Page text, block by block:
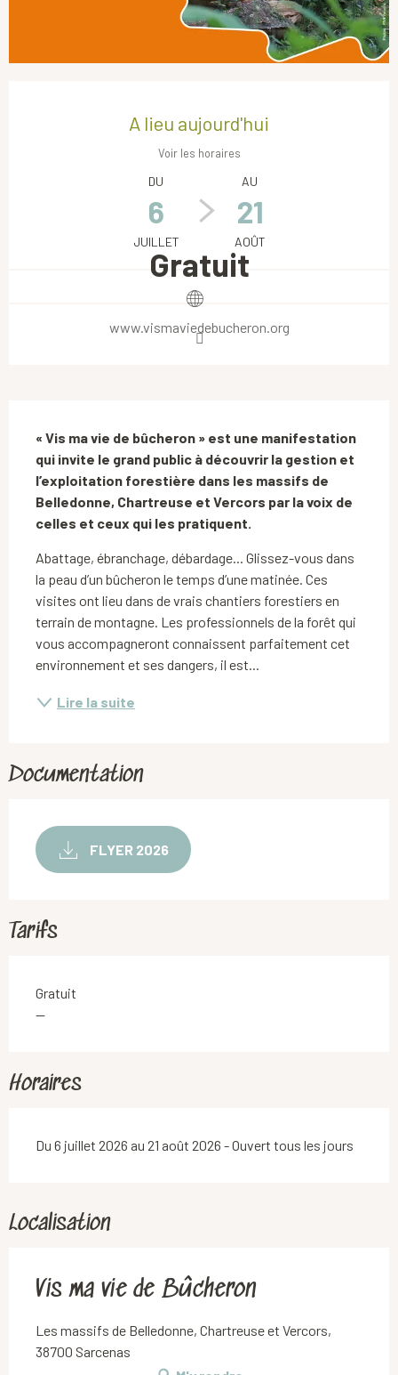
A lieu aujourd'hui
Voir les horaires
DU
6
JUILLET
AU
21
AOÛT
Gratuit
www.vismaviedebucheron.org
« Vis ma vie de bûcheron » est une manifestation
qui invite le grand public à découvrir la gestion et
l’exploitation forestière dans les massifs de
Belledonne, Chartreuse et Vercors par la voix de
celles et ceux qui les pratiquent.
Abattage, ébranchage, débardage... Glissez-vous dans
la peau d’un bûcheron le temps d’une matinée. Ces
visites ont lieu dans de vrais chantiers forestiers en
terrain de montagne. Les professionnels de la forêt qui
vous accompagneront connaissent parfaitement cet
environnement et ses dangers, il est...
Lire la suite
Documentation
FLYER 2026
Tarifs
Gratuit
—
Horaires
Du 6 juillet 2026 au 21 août 2026 - Ouvert tous les jours
Localisation
Vis ma vie de Bûcheron
Les massifs de Belledonne, Chartreuse et Vercors,
38700 Sarcenas